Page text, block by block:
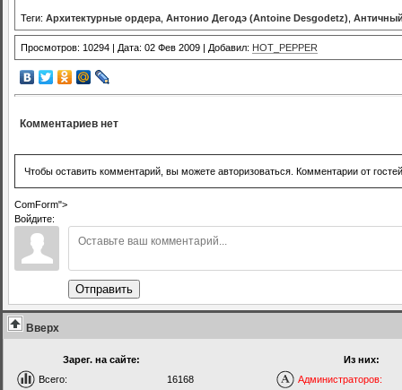
Теги: Архитектурные ордера Антонио Дегодэ (Antoine Desgodetz)
Просмотров: 10294 | Дата: 02 Фев 2009 | Добавил: HOT_PEPPER
Комментариев нет
Чтобы оставить комментарий, вы можете авторизоваться. Комментарии от
ComForm">
Войдите:
Отправить
Вверх
Зарег. на сайте:
Всего:
16168
Из них:
Администраторов: